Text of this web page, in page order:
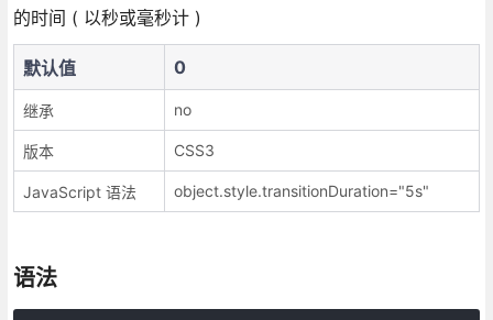
的时间 ( 以秒或毫秒计 )
默认值 0
继承 no
版本 CSS3
JavaScript 语法 object.style.transitionDuration="5s"
语法